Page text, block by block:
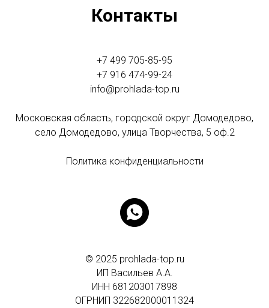
Контакты
+7 499 705-85-95
+7 916 474-99-24
info@prohlada-top.ru
Московская область, городской округ Домодедово,
село Домодедово, улица Творчества, 5 оф.2
Политика конфиденциальности
© 2025 prohlada-top.ru
ИП Васильев А.А.
ИНН 681203017898
ОГРНИП 322682000011324